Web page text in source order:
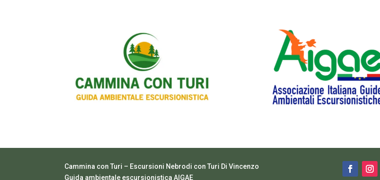
Cammina con Turi – Escursioni Nebrodi con Turi Di Vincenzo
Guida ambientale escursionistica AIGAE